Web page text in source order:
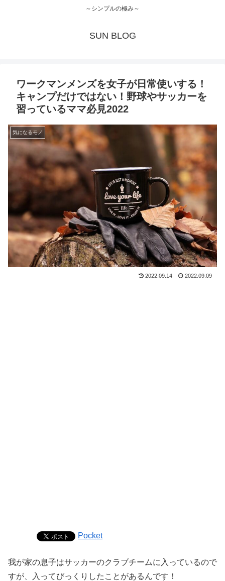
～シンプルの極み～
SUN BLOG
ワークマンメンズを女子が日常使いする！
キャンプだけではない！野球やサッカーを
習っているママ必見2022
気になるモノ
2022.09.14 2022.09.09
Pocket
我が家の息子はサッカーのクラブチームに入っているので
すが、入ってびっくりしたことがあるんです！